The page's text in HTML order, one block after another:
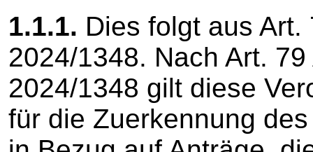
1.1.1. Dies folgt aus
2024/1348. Nach Art.
2024/1348 gilt diese
für die Zuerkennung